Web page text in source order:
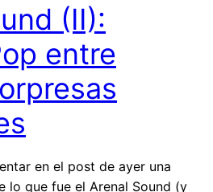
(II):
entre
en el post de ayer una
lo que fue el Arenal Sound (y